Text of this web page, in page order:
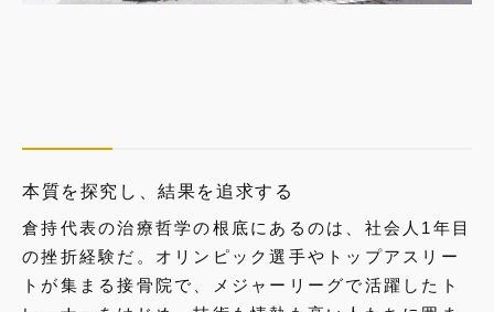
本質を探究し、結果を追求する
倉持代表の治療哲学の根底にあるのは、社会人1年目
の挫折経験だ。オリンピック選手やトップアスリー
トが集まる接骨院で、メジャーリーグで活躍したト